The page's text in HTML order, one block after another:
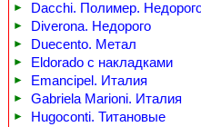
► Dacchi. Полимер.
► Diverona. Недорого
► Duecento. Метал
► Eldorado с накладками
► Emancipel. Италия
► Gabriela Marioni. Италия
► Hugoconti. Титановые